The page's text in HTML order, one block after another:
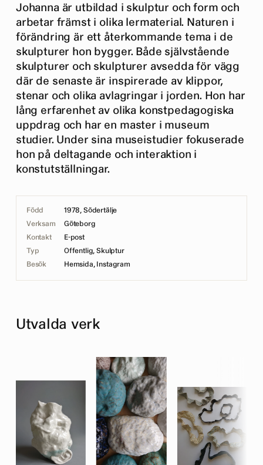
Johanna är utbildad i skulptur och form och
arbetar främst i olika lermaterial. Naturen i
förändring är ett återkommande tema i de
skulpturer hon bygger. Både självstående
skulpturer och skulpturer avsedda för vägg
där de senaste är inspirerade av klippor,
stenar och olika avlagringar i jorden. Hon har
lång erfarenhet av olika konstpedagogiska
uppdrag och har en master i museum
studier. Under sina museistudier fokuserade
hon på deltagande och interaktion i
konstutställningar.
Född
1978, Södertälje
Verksam
Göteborg
Kontakt
E-post
Typ
Offentlig, Skulptur
Besök
Hemsida, Instagram
Utvalda verk